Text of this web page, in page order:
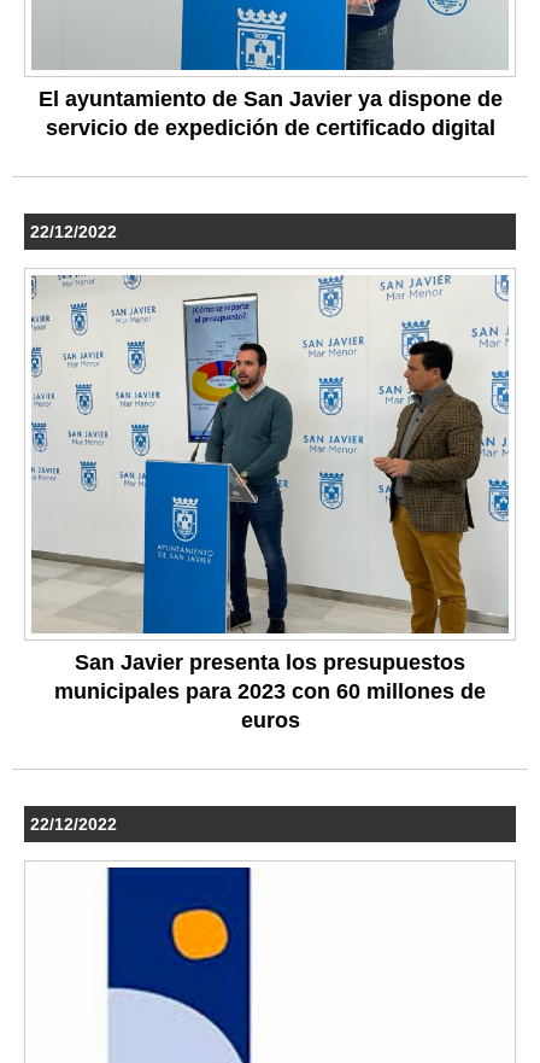
El ayuntamiento de San Javier ya dispone de
servicio de expedición de certificado digital
22/12/2022
San Javier presenta los presupuestos
municipales para 2023 con 60 millones de
euros
22/12/2022